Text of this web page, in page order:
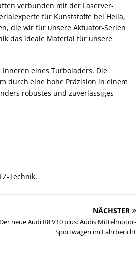
verbunden mit der Laserver-
für Kunststoffe bei Hella,
die wir für unsere Aktuator-Serien
das ideale Material für unsere
eines Turboladers. Die
durch eine hohe Präzision in einem
robustes und zuverlässiges
Technik.
NÄCHSTER
Der neue Audi R8 V10 plus: Audis Mittelmotor-
Sportwagen im Fahrbericht